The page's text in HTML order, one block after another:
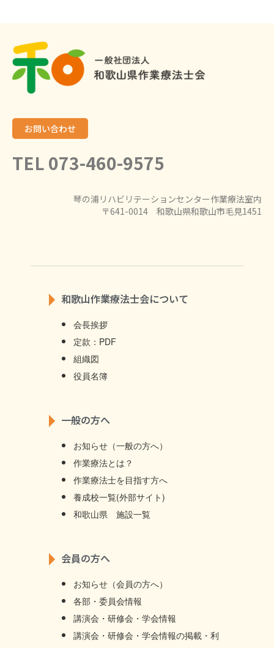
お問い合わせ
TEL 073-460-9575
琴の浦リハビリテーションセンター作業療法室内
〒641-0014 和歌山県和歌山市毛見1451
和歌山作業療法士会について
会長挨拶
定款：PDF
組織図
役員名簿
一般の方へ
お知らせ（一般の方へ）
作業療法とは？
作業療法士を目指す方へ
養成校一覧(外部サイト)
和歌山県 施設一覧
会員の方へ
お知らせ（会員の方へ）
各部・委員会情報
講演会・研修会・学会情報
講演会・研修会・学会情報の掲載・利